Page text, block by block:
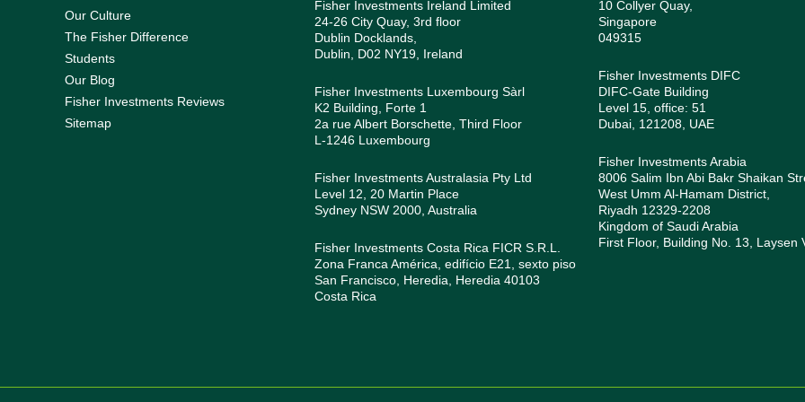
Our Culture
The Fisher Difference
Students
Our Blog
Fisher Investments Reviews
Sitemap
Fisher Investments Ireland Limited
24-26 City Quay, 3rd floor
Dublin Docklands,
Dublin, D02 NY19, Ireland
Fisher Investments Luxembourg Sàrl
K2 Building, Forte 1
2a rue Albert Borschette, Third Floor
L-1246 Luxembourg
Fisher Investments Australasia Pty Ltd
Level 12, 20 Martin Place
Sydney NSW 2000, Australia
Fisher Investments Costa Rica FICR S.R.L.
Zona Franca América, edifício E21, sexto piso
San Francisco, Heredia, Heredia 40103
Costa Rica
10 Collyer Quay,
Singapore
049315
Fisher Investments DIFC
DIFC-Gate Building
Level 15, office: 51
Dubai, 121208, UAE
Fisher Investments Arabia
8006 Salim Ibn Abi Bakr Shaikan
West Umm Al-Hamam District,
Riyadh 12329-2208
Kingdom of Saudi Arabia
First Floor, Building No. 13, Laysen